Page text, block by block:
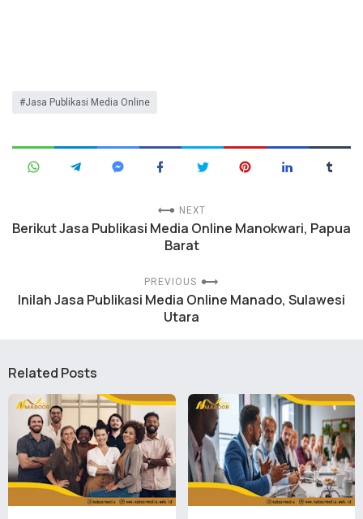
Jasa Publikasi Media Online
NEXT
Berikut Jasa Publikasi Media Online Manokwari, Papua
Barat
PREVIOUS
Inilah Jasa Publikasi Media Online Manado, Sulawesi
Utara
Related Posts